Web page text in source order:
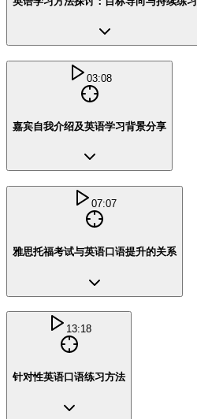
03:08
嘉宾自我介绍及英语学习背景分享
07:07
雅思托福考试与英语口语提升的关系
13:18
针对性英语口语练习方法